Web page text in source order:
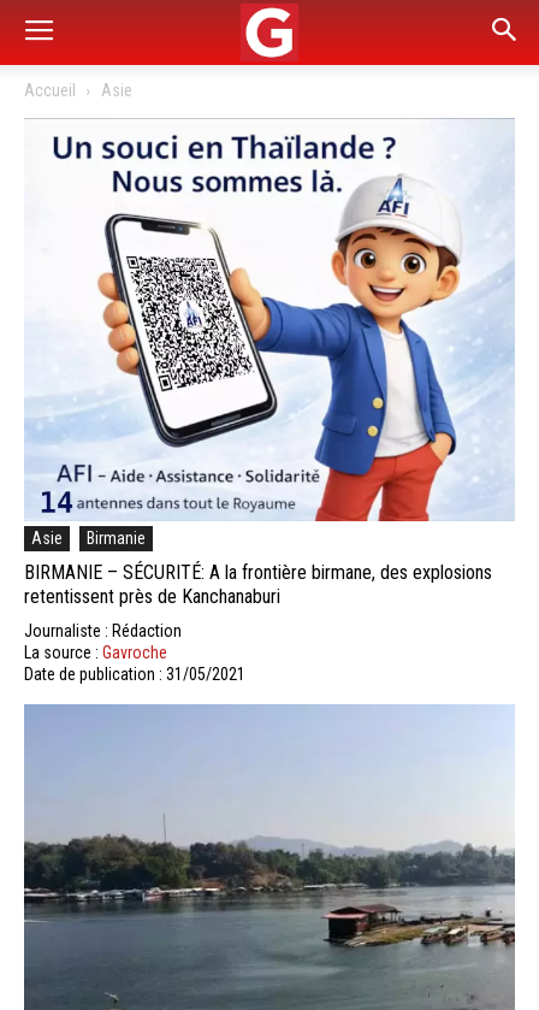
Accueil Asie
Asie Birmanie
BIRMANIE – SÉCURITÉ: A la frontière birmane, des explosions
retentissent près de Kanchanaburi
Journaliste : Rédaction
La source : Gavroche
Date de publication : 31/05/2021